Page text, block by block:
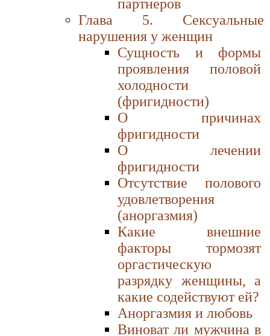
партнеров
Глава 5. Сексуальные
нарушения у женщин
Сущность и формы
проявления половой
холодности
(фригидности)
О причинах
фригидности
О лечении
фригидности
Отсутствие полового
удовлетворения
(аноргазмия)
Какие внешние
факторы тормозят
оргастическую
разрядку женщины, а
какие содействуют ей?
Аноргазмия и любовь
Виноват ли мужчина в